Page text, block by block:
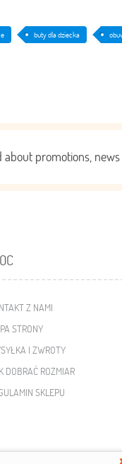
buty dla dziecka
promotions,
Z NAMI
STRONY
I ZWROTY
DOBRAĆ ROZMIAR
SKLEPU